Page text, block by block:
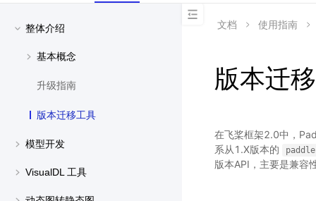
整体介绍
基本概念
升级指南
版本迁移工具
模型开发
VisualDL 工具
文档 使用指南
版本迁
在飞桨框架2.0中，
系从1.X版本的
版本API，主要是兼容